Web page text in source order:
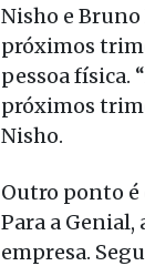
Nisho e
próximos
pessoa física.
próximos
Nisho.
Outro ponto é
Para a
empresa.